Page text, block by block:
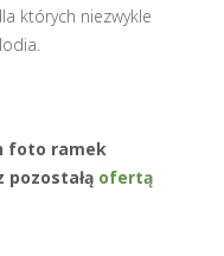
których niezwykle
foto ramek
pozostałą ofertą